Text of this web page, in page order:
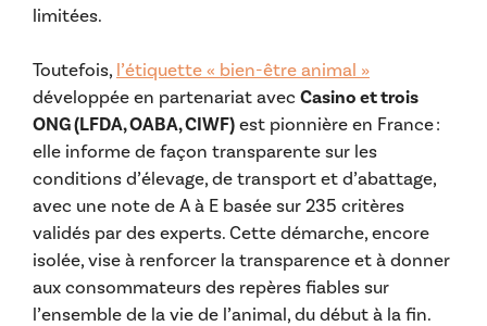
limitées.
Toutefois, l’étiquette « bien-être animal »
développée en partenariat avec Casino et trois
ONG (LFDA, OABA, CIWF) est pionnière en France :
elle informe de façon transparente sur les
conditions d’élevage, de transport et d’abattage,
avec une note de A à E basée sur 235 critères
validés par des experts. Cette démarche, encore
isolée, vise à renforcer la transparence et à donner
aux consommateurs des repères fiables sur
l’ensemble de la vie de l’animal, du début à la fin.